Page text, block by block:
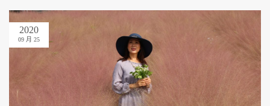
2020
09 月 25